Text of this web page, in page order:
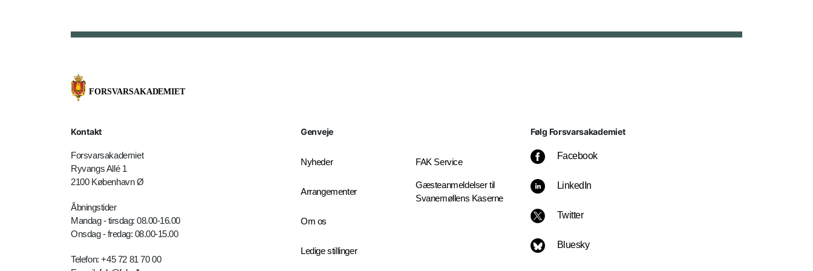
Kontakt
Forsvarsakademiet
Ryvangs Allé 1
2100 København Ø
Åbningstider
Mandag - tirsdag: 08.00-16.00
Onsdag - fredag: 08.00-15.00
Telefon: +45 72 81 70 00
Genveje
Nyheder
Arrangementer
Om os
Ledige stillinger
FAK Service
Gæsteanmeldelser til
Svanemøllens Kaserne
Følg Forsvarsakademiet
Facebook
LinkedIn
Twitter
Bluesky